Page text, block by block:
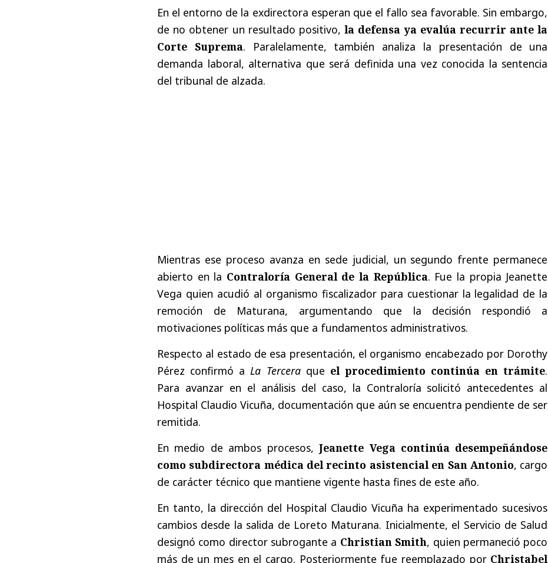
En el entorno de la exdirectora esperan que el fallo sea favorable. Sin embargo,
de no obtener un resultado positivo,la defensa ya evalúa recurrir ante la
Corte Suprema. Paralelamente, también analiza la presentación de una
demanda laboral, alternativa que será definida una vez conocida la sentencia
del tribunal de alzada.
Mientras ese proceso avanza en sede judicial, un segundo frente permanece
abierto en la Contraloría General de la República. Fue la propia Jeanette
Vega quien acudió al organismo fiscalizador para cuestionar la legalidad de la
remoción de Maturana, argumentando que la decisión respondió a
motivaciones políticas más que a fundamentos administrativos.
Respecto al estado de esa presentación, el organismo encabezado por Dorothy
Pérez confirmó a La Terceraque el procedimiento continúa en trámite.
Para avanzar en el análisis del caso, la Contraloría solicitó antecedentes al
Hospital Claudio Vicuña, documentación que aún se encuentra pendiente de ser
remitida.
En medio de ambos procesos,Jeanette Vega continúa desempeñándose
como subdirectora médica del recinto asistencial en San Antonio, cargo
de carácter técnico que mantiene vigente hasta fines de este año.
En tanto, la dirección del Hospital Claudio Vicuña ha experimentado sucesivos
cambios desde la salida de Loreto Maturana. Inicialmente, el Servicio de Salud
designó como director subrogante a Christian Smith, quien permaneció poco
más de un mes en el cargo. Posteriormente fue reemplazado por Christabel